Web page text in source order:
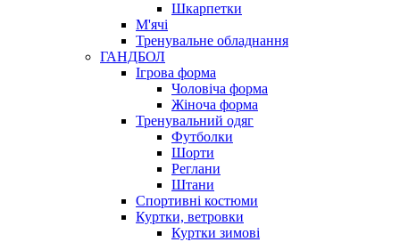
Шкарпетки
М'ячі
Тренувальне обладнання
ГАНДБОЛ
Ігрова форма
Чоловіча форма
Жіноча форма
Тренувальний одяг
Футболки
Шорти
Реглани
Штани
Спортивні костюми
Куртки, ветровки
Куртки зимові